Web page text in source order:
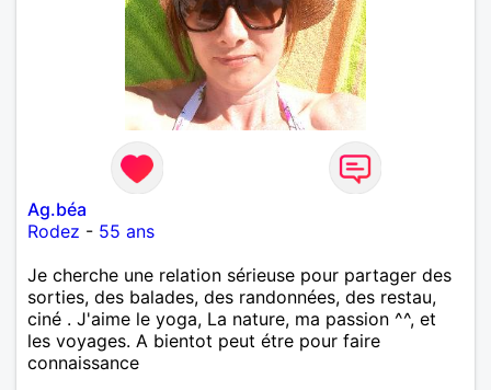
Ag.béa
Rodez - 55 ans
Je cherche une relation sérieuse pour partager des
sorties, des balades, des randonnées, des restau,
ciné . J'aime le yoga, La nature, ma passion ^^, et
les voyages. A bientot peut étre pour faire
connaissance